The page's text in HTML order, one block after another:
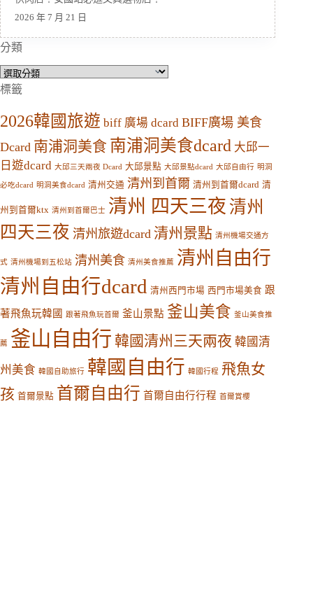
2026 年 7 月 21 日
分類
分
類
標籤
2026韓國旅遊 biff 廣場 dcard BIFF廣場 美食
Dcard 南浦洞美食 南浦洞美食dcard 大邱一
日遊dcard 大邱三天兩夜 Dcard 大邱景點 大邱景點dcard 大邱自由行 明洞
必吃dcard 明洞美食dcard 清州交通 清州到首爾 清州到首爾dcard 清
州到首爾ktx 清州到首爾巴士 清州 四天三夜 清州
四天三夜 清州旅遊dcard 清州景點 清州機場交通方
式 清州機場到五松站 清州美食 清州美食推薦 清州自由行
清州自由行dcard 清州西門市場 西門市場美食 跟
著飛魚玩韓國 跟著飛魚玩首爾 釜山景點 釜山美食 釜山美食推
薦 釜山自由行 韓國清州三天兩夜 韓國清
州美食 韓國自助旅行 韓國自由行 韓國行程 飛魚女
孩 首爾景點 首爾自由行 首爾自由行行程 首爾賞櫻